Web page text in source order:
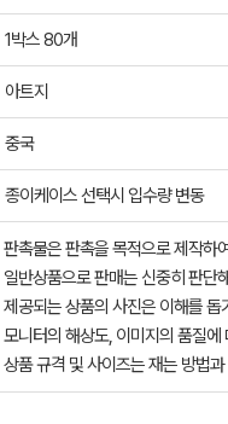
1박스 80개
아트지
중국
종이케이스 선택시 입수량 변동
판촉물은 판촉을 목적으로 제작하
일반상품으로 판매는 신중히 판단
제공되는 상품의 사진은 이해를
모니터의 해상도, 이미지의 품질
상품 규격 및 사이즈는 재는 방법